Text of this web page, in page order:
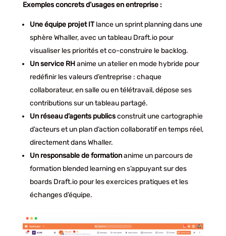
Exemples concrets d’usages en entreprise :
Une équipe projet ITlance un sprint planning dans une
sphère Whaller, avec un tableau Draft.io pour
visualiser les priorités et co-construire le backlog.
Un service RHanime un atelier en mode hybride pour
redéfinir les valeurs d’entreprise : chaque
collaborateur, en salle ou en télétravail, dépose ses
contributions sur un tableau partagé.
Un réseau d’agents publicsconstruit une cartographie
d’acteurs et un plan d’action collaboratif en temps réel,
directement dans Whaller.
Un responsable de formationanime un parcours de
formation blended learning en s’appuyant sur des
boards Draft.io pour les exercices pratiques et les
échanges d’équipe.